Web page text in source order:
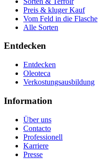
Preis & kluger Kauf
Vom Feld in die Flasche
Alle Sorten
Entdecken
Entdecken
Oleoteca
Verkostungsausbildung
Information
Über uns
Contacto
Professionell
Karriere
Presse